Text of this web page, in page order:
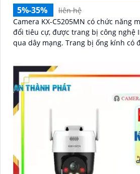
5%-35%
liên hệ
Camera KX-C5205MN có chức năng
đổi tiêu cự, được trang bị công nghệ
qua dây mạng. Trang bị ống